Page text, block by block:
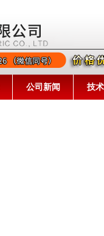
公司新闻 技